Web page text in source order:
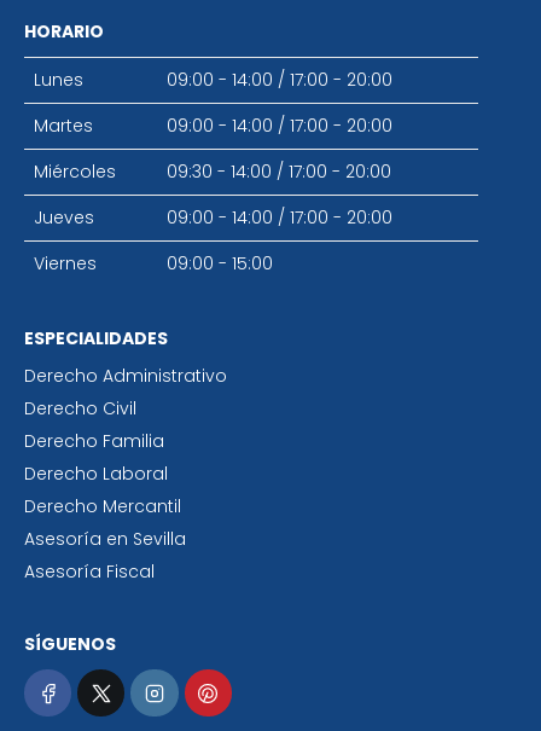
HORARIO
Lunes
09:00 - 14:00 / 17:00 - 20:00
Martes
09:00 - 14:00 / 17:00 - 20:00
Miércoles
09:30 - 14:00 / 17:00 - 20:00
Jueves
09:00 - 14:00 / 17:00 - 20:00
Viernes
09:00 - 15:00
ESPECIALIDADES
Derecho Administrativo
Derecho Civil
Derecho Familia
Derecho Laboral
Derecho Mercantil
Asesoría en Sevilla
Asesoría Fiscal
SÍGUENOS